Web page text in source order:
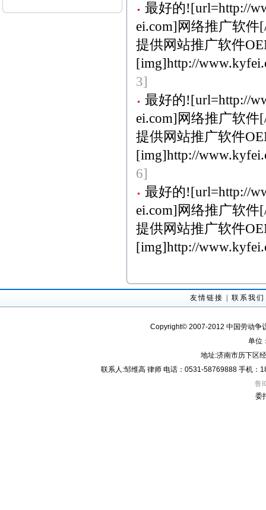
最好的![url=http://
ei.com]网络推广软件
提供网站推广软件
[img]http://
3]
最好的![url=http://
ei.com]网络推广软件
提供网站推广软件
[img]http://
6]
最好的![url=http://
ei.com]网络推广软件
提供网站推广软件
[img]http://
友情链接 联系我们
Copyright© 2007-2012 中国劳动争
单位
地址:济南市历下区
联系人:邹维高 律师 电话：0531-58769888 手机
鲁
委